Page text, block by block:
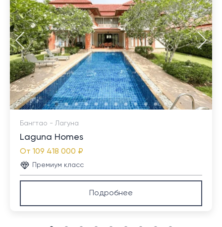
Бангтао - Лагуна
Laguna Homes
От 109 418 000 ₽
Премиум класс
Подробнее